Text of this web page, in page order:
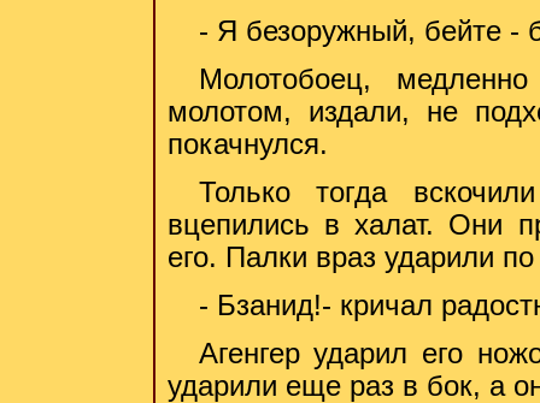
- Я безоружный, бейте -
Молотобоец,
молотом, издали, не
покачнулся.
Только тогда
вцепились в халат. Они
его. Палки враз ударили
- Бзанид!- кричал
Агенгер ударил его
ударили еще раз в бок, а